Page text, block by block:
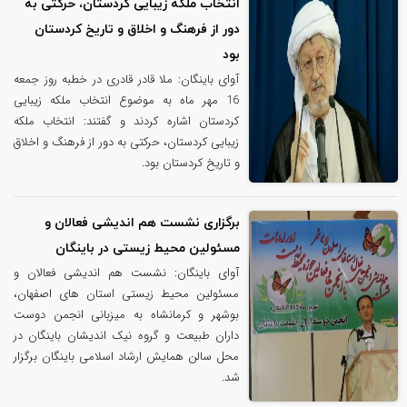
انتخاب ملکه زیبایی کردستان، حرکتی به
دور از فرهنگ و اخلاق و تاریخ کردستان
بود
آوای باینگان: ملا قادر قادری در خطبه روز جمعه
16 مهر ماه به موضوع انتخاب ملکه زیبایی
کردستان اشاره کردند و گفتند: انتخاب ملکه
زیبایی کردستان، حرکتی به دور از فرهنگ و اخلاق
و تاریخ کردستان بود.
برگزاری نشست هم اندیشی فعالان و
مسئولین محیط زیستی در باینگان
آوای باینگان: نشست هم اندیشی فعالان و
مسئولین محیط زیستی استان های اصفهان،
بوشهر و کرمانشاه به میزبانی انجمن دوست
داران طبیعت و گروه نیک اندیشان باینگان در
محل سالن همایش ارشاد اسلامی باینگان برگزار
شد.